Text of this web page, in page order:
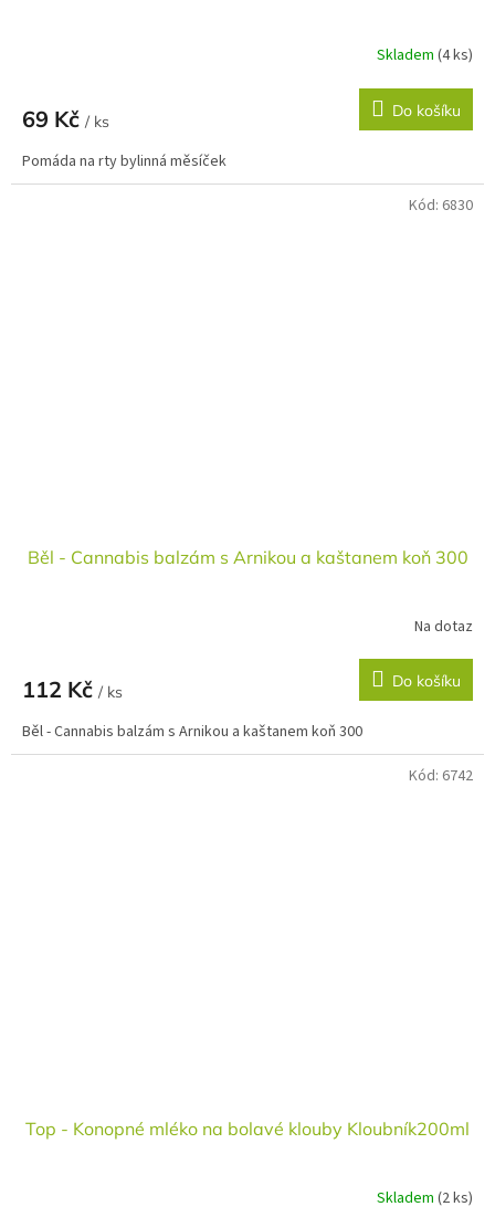
Skladem (4 ks)
69 Kč / ks
Do košíku
Pomáda na rty bylinná měsíček
Běl - Cannabis balzám s Arnikou a kaštanem koň 300
Na dotaz
112 Kč / ks
Do košíku
Běl - Cannabis balzám s Arnikou a kaštanem koň 300
Kód: 6830
Top - Konopné mléko na bolavé klouby Kloubník200ml
Skladem (2 ks)
Kód: 6742